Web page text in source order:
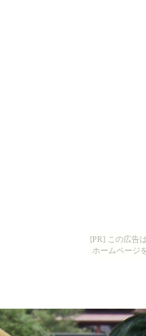
[PR] この広告
ホームページ